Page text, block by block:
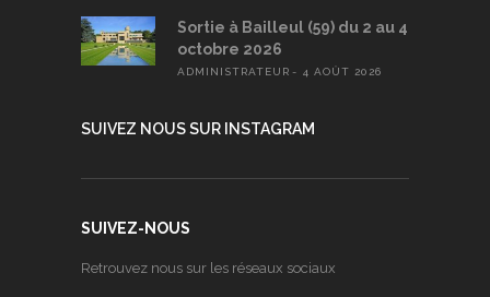
Sortie à Bailleul (59) du 2 au 4
octobre 2026
ADMINISTRATEUR 4 AOÛT 2026
SUIVEZ NOUS SUR INSTAGRAM
SUIVEZ-NOUS
Retrouvez nous sur les réseaux sociaux